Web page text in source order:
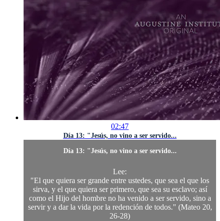
02:47
Día 13: "Jesús, no vino a ser servido...
Día 13: "Jesús, no vino a ser servido...
Lee:
"El que quiera ser grande entre ustedes, que sea el que los
sirva, y el que quiera ser primero, que sea su esclavo; así
como el Hijo del hombre no ha venido a ser servido, sino a
servir y a dar la vida por la redención de todos." (Mateo 20,
26-28)